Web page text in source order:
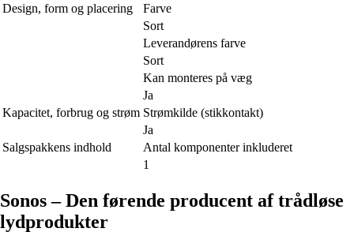
Design, form og placering
Farve
Sort
Leverandørens farve
Sort
Kan monteres på væg
Ja
Kapacitet, forbrug og strøm Strømkilde (stikkontakt)
Ja
Salgspakkens indhold
Antal komponenter inkluderet
1
Sonos – Den førende producent af trådløse
lydprodukter